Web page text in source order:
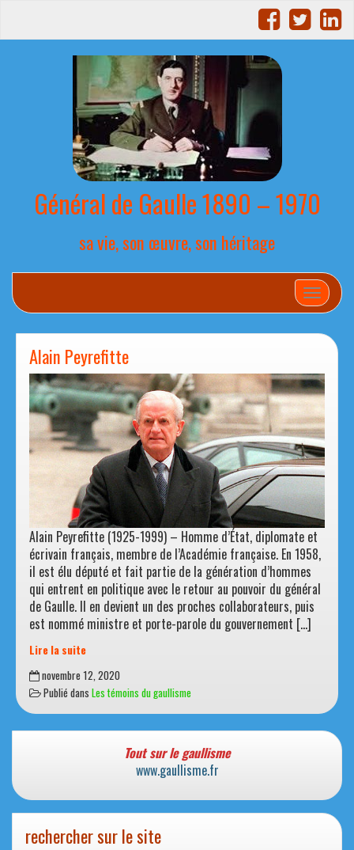
Général de Gaulle 1890 – 1970
sa vie, son œuvre, son héritage
Alain Peyrefitte
Alain Peyrefitte (1925-1999) – Homme d’État, diplomate et
écrivain français, membre de l’Académie française. En 1958,
il est élu député et fait partie de la génération d’hommes
qui entrent en politique avec le retour au pouvoir du général
de Gaulle. Il en devient un des proches collaborateurs, puis
est nommé ministre et porte-parole du gouvernement […]
Lire la suite
Alain
Peyrefitte
novembre 12, 2020
Publié dans Les témoins du gaullisme
Tout sur le gaullisme
www.gaullisme.fr
rechercher sur le site